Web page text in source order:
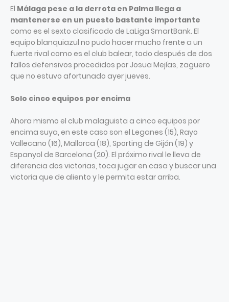
El Málaga pese a la derrota en Palma llega a
mantenerse en un puesto bastante importante
como es el sexto clasificado de LaLiga SmartBank. El
equipo blanquiazul no pudo hacer mucho frente a un
fuerte rival como es el club balear, todo después de dos
fallos defensivos procedidos por Josua Mejías, zaguero
que no estuvo afortunado ayer jueves.
Solo cinco equipos por encima
Ahora mismo el club malaguista a cinco equipos por
encima suya, en este caso son el Leganes (15), Rayo
Vallecano (16), Mallorca (18), Sporting de Gijón (19) y
Espanyol de Barcelona (20). El próximo rival le lleva de
diferencia dos victorias, toca jugar en casa y buscar una
victoria que de aliento y le permita estar arriba.